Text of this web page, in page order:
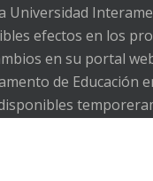
Universidad
efectos en los
en su portal
de Educación